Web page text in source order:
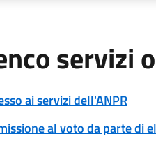
servizi
ai servizi dell'ANPR
al voto da parte di